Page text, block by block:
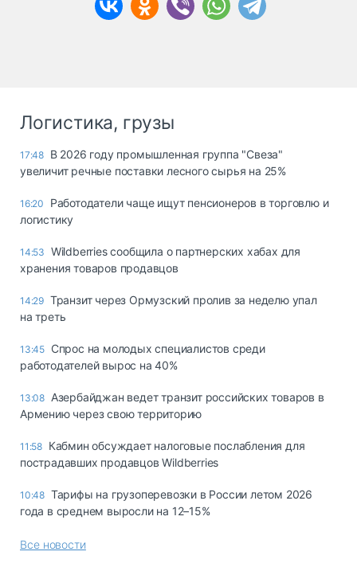
Логистика, грузы
17:48 В 2026 году промышленная группа "Свеза"
увеличит речные поставки лесного сырья на 25%
16:20
Работодатели чаще ищут пенсионеров в торговлю и
логистику
14:53 Wildberries сообщила о партнерских хабах для
хранения товаров продавцов
14:29 Транзит через Ормузский пролив за неделю упал
на треть
13:45 Спрос на молодых специалистов среди
работодателей вырос на 40%
13:08 Азербайджан ведет транзит российских товаров в
Армению через свою территорию
11:58 Кабмин обсуждает налоговые послабления для
пострадавших продавцов Wildberries
10:48 Тарифы на грузоперевозки в России летом 2026
года в среднем выросли на 12–15%
Все новости